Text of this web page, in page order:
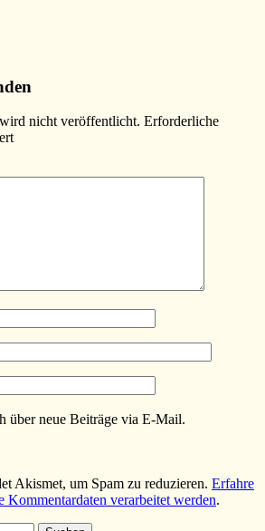
nicht veröffentlicht. Erforderliche
über neue Beiträge via E-Mail.
Akismet, um Spam zu reduzieren. Erfahre
Kommentardaten verarbeitet werden.